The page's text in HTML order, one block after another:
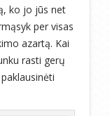
ko jo jūs net
per visas
azartą. Kai
rasti gerų